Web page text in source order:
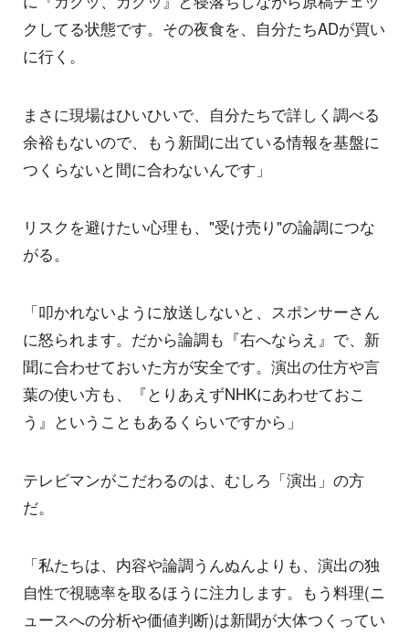
クしてる状態です。その夜食を、自分たちADが買い
に行く。
まさに現場はひいひいで、自分たちで詳しく調べる
余裕もないので、もう新聞に出ている情報を基盤に
つくらないと間に合わないんです」
リスクを避けたい心理も、"受け売り"の論調につな
がる。
「叩かれないように放送しないと、スポンサーさん
に怒られます。だから論調も『右へならえ』で、新
聞に合わせておいた方が安全です。演出の仕方や言
葉の使い方も、『とりあえずNHKにあわせておこ
う』ということもあるくらいですから」
テレビマンがこだわるのは、むしろ「演出」の方
だ。
「私たちは、内容や論調うんぬんよりも、演出の独
自性で視聴率を取るほうに注力します。もう料理(ニ
ュースへの分析や価値判断)は新聞が大体つくってい